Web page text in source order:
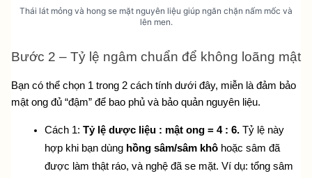
Thái lát mỏng và hong se mặt nguyên liệu giúp ngăn chặn nấm mốc và
lên men.
Bước 2 – Tỷ lệ ngâm chuẩn để không loãng mật
Bạn có thể chọn 1 trong 2 cách tính dưới đây, miễn là đảm bảo
mật ong đủ “đậm” để bao phủ và bảo quản nguyên liệu.
Cách 1: Tỷ lệ dược liệu : mật ong = 4 : 6. Tỷ lệ này
hợp khi bạn dùng hồng sâm/sâm khô hoặc sâm đã
được làm thật ráo, và nghệ đã se mặt. Ví dụ: tổng sâm